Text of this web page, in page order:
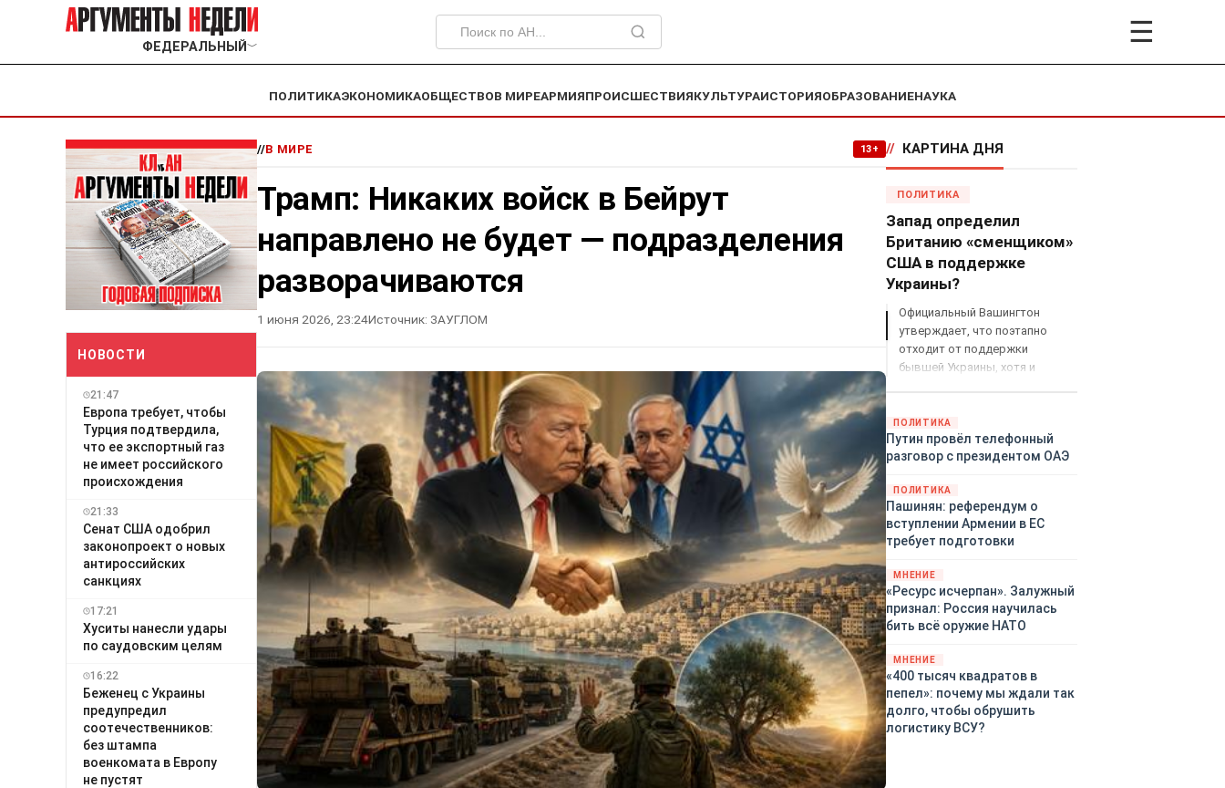
ФЕДЕРАЛЬНЫЙ ﹀ ☰
ПОЛИТИКАЭКОНОМИКАОБЩЕСТВОВ МИРЕАРМИЯПРОИСШЕСТВИЯКУЛЬТУРАИСТОРИЯОБРАЗОВАНИЕНАУКА
НОВОСТИ
21:47
Европа требует, чтобы
Турция подтвердила,
что ее экспортный газ
не имеет российского
происхождения
21:33
Сенат США одобрил
законопроект о новых
антироссийских
санкциях
17:21
Хуситы нанесли удары
по саудовским целям
16:22
Беженец с Украины
предупредил
соотечественников:
без штампа
военкомата в Европу
не пустят
//В МИРЕ 13+
Трамп: Никаких войск в Бейрут
направлено не будет — подразделения
разворачиваются
1 июня 2026, 23:24Источник: ЗАУГЛОМ
// КАРТИНА ДНЯ
ПОЛИТИКА
Запад определил
Британию «сменщиком»
США в поддержке
Украины?
Официальный Вашингтон
утверждает, что поэтапно
отходит от поддержки
бывшей Украины, хотя и
закупленное ранее оружие.
Также американская
администрация скидывает на
киевского режима оружием,
которое стремится продавать
всем новым снабженцам.
Однако часто возникают
предположения о возможном
«сменщике» американцев на
этом позорном посту.
Рассмотрим, кто же рвётся на
ПОЛИТИКА
Путин провёл телефонный
разговор с президентом ОАЭ
ПОЛИТИКА
Пашинян: референдум о
вступлении Армении в ЕС
требует подготовки
МНЕНИЕ
«Ресурс исчерпан». Залужный
признал: Россия научилась
бить всё оружие НАТО
МНЕНИЕ
«400 тысяч квадратов в
пепел»: почему мы ждали так
долго, чтобы обрушить
логистику ВСУ?